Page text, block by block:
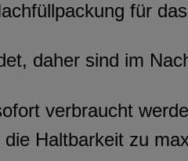
für
daher sind im
verbraucht
Haltbarkeit zu